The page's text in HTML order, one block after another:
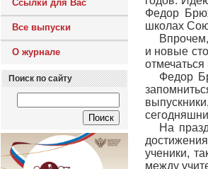
Ссылки для Вас
Все выпуски
О журнале
Поиск по сайту
Федор
школах
и новые
Федор
На
ученики,
между